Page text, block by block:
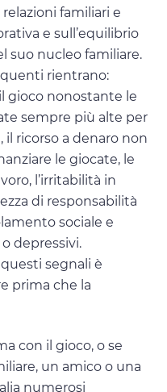
familiari e
e sull’equilibrio
suo nucleo familiare.
rientrano:
gioco nonostante le
sempre più alte per
il ricorso a denaro non
le giocate, le
l’irritabilità in
di responsabilità
sociale e
depressivi.
segnali è
prima che la
con il gioco, o se
un amico o una
numerosi